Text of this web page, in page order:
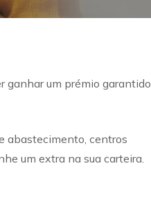
ganhar um prémio garantido
abastecimento, centros
um extra na sua carteira.